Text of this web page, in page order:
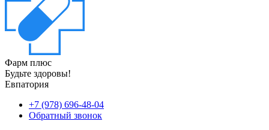
Фарм плюс
Будьте здоровы!
Евпатория
+7 (978) 696-48-04
Обратный звонок